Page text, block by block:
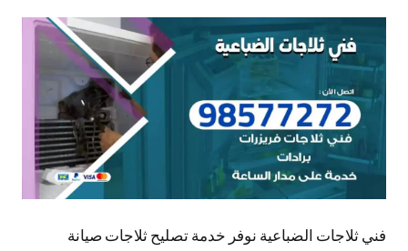
توجد
تعليقات
فني ثلاجات الضباعية نوفر خدمة تصليح ثلاجات صيانة